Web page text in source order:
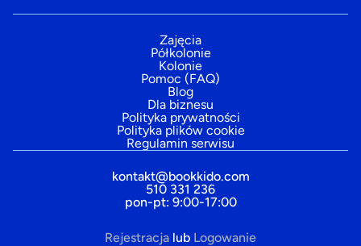
Zajęcia
Półkolonie
Kolonie
Pomoc (FAQ)
Blog
Dla biznesu
Polityka prywatności
Polityka plików cookie
Regulamin serwisu
kontakt@bookkido.com
510 331 236
pon-pt: 9:00-17:00
Rejestracja lub Logowanie